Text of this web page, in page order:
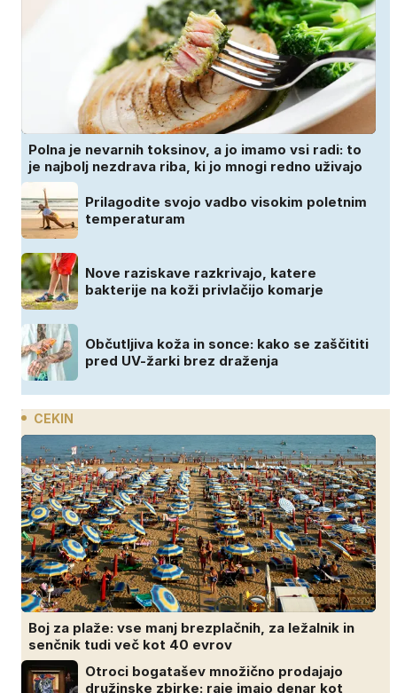
Polna je nevarnih toksinov, a jo imamo vsi radi: to
je najbolj nezdrava riba, ki jo mnogi redno uživajo
Prilagodite svojo vadbo visokim poletnim
temperaturam
Nove raziskave razkrivajo, katere
bakterije na koži privlačijo komarje
Občutljiva koža in sonce: kako se zaščititi
pred UV-žarki brez draženja
CEKIN
Boj za plaže: vse manj brezplačnih, za ležalnik in
senčnik tudi več kot 40 evrov
Otroci bogatašev množično prodajajo
družinske zbirke: raje imajo denar kot